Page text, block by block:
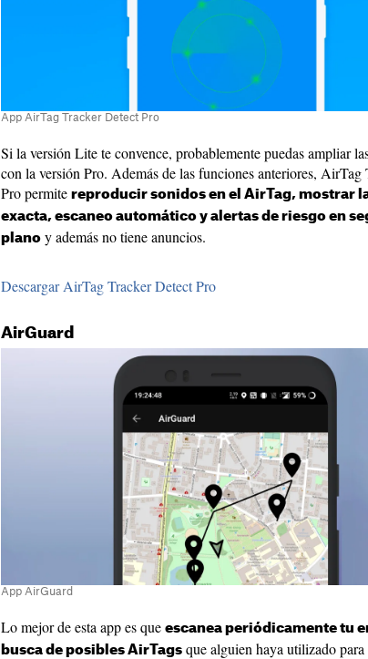
App AirTag Tracker Detect Pro
Si la versión Lite te convence, probablemente puedas ampliar
con la versión Pro. Además de las funciones anteriores, AirTag
Pro permite reproducir sonidos en el AirTag, mostrar
exacta, escaneo automático y alertas de riesgo en
plano y además no tiene anuncios.
Descargar AirTag Tracker Detect Pro
AirGuard
App AirGuard
Lo mejor de esta app es que escanea periódicamente tu
busca de posibles AirTags que alguien haya utilizado para